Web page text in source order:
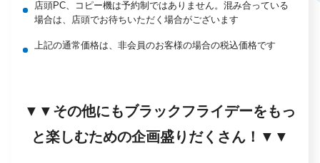
店頭PC、コピー機は予約制ではありません。混み合っている
場合は、店頭でお待ちいただく場合がございます
上記の通常価格は、非会員のお客様の場合の税込価格です
▼▼ その他にもブラックフライデーをもっ
と楽しむための企画盛りだくさん！ ▼▼